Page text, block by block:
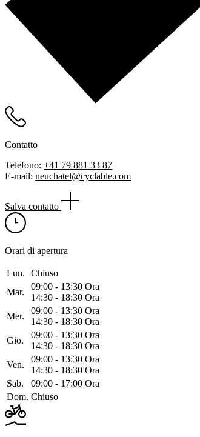
Contatto
Telefono: +41 79 881 33 87
E-mail: neuchatel@cyclable.com
Salva contatto
Orari di apertura
Lun.
Chiuso
Mar.
09:00 ‑ 13:30 Ora
14:30 ‑ 18:30 Ora
Mer.
09:00 ‑ 13:30 Ora
14:30 ‑ 18:30 Ora
Gio.
09:00 ‑ 13:30 Ora
14:30 ‑ 18:30 Ora
Ven.
09:00 ‑ 13:30 Ora
14:30 ‑ 18:30 Ora
Sab.
09:00 ‑ 17:00 Ora
Dom. Chiuso